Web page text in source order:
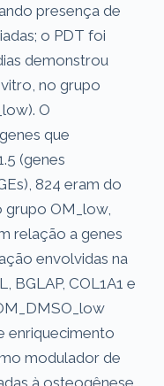
presença de
o PDT foi
demonstrou
no grupo
O
que
824 eram do
OM_low,
relação a genes
envolvidas na
BGLAP, COL1A1 e
enriquecimento
modulador de
à osteogênese,